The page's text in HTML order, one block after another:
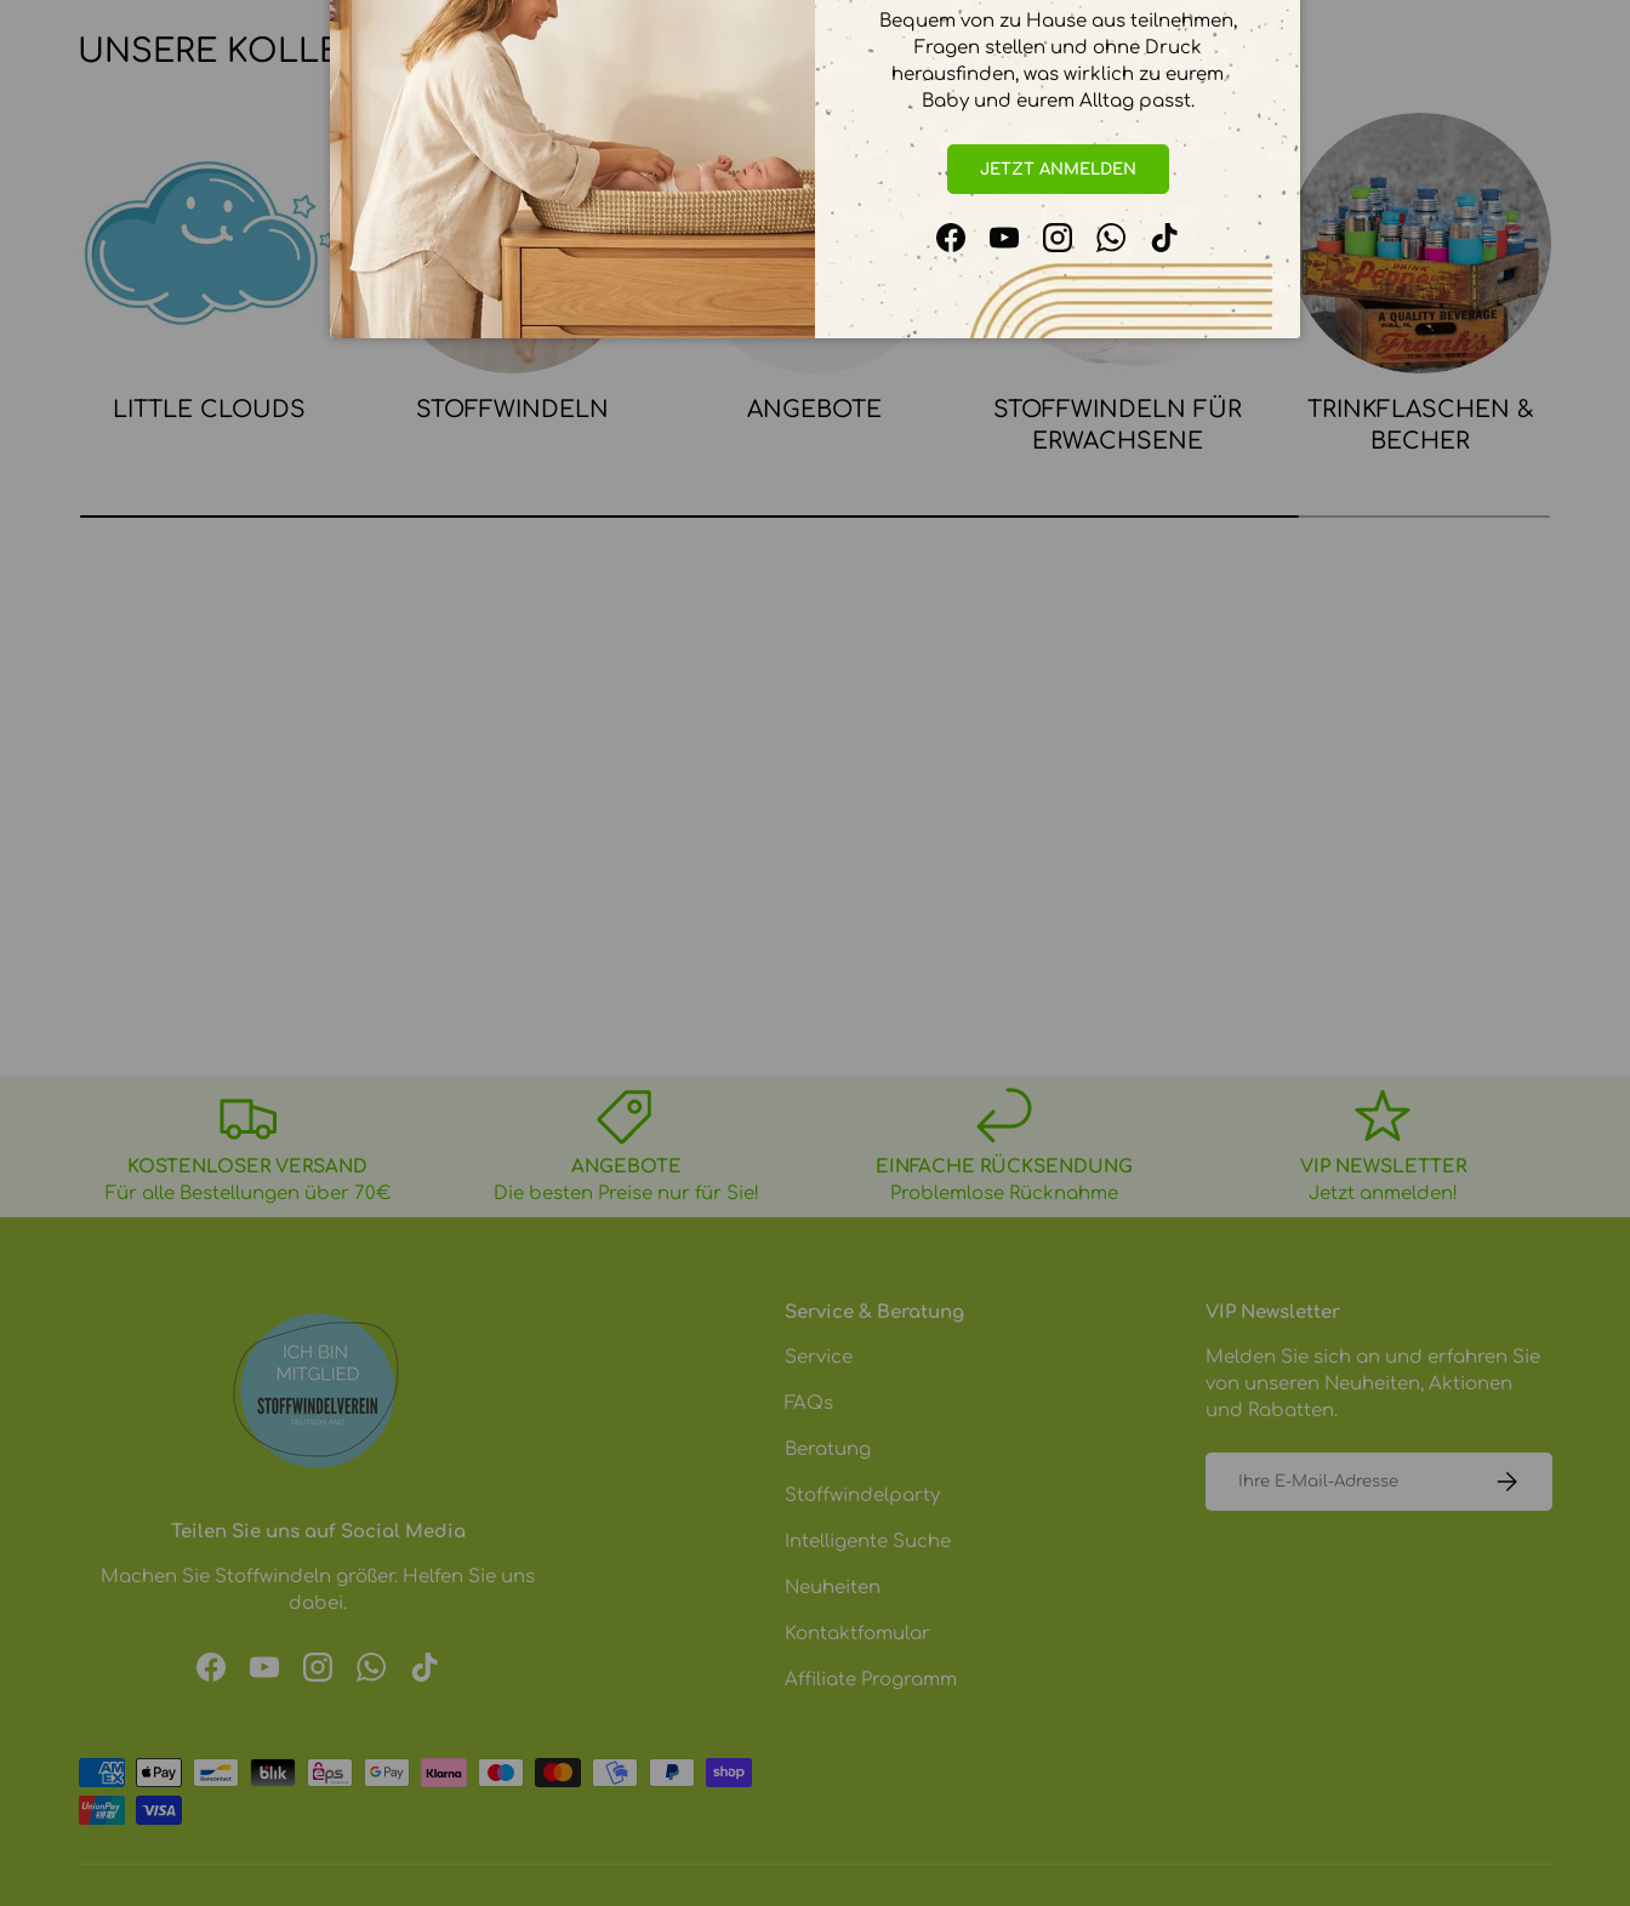
UNSERE KOLLEKTIONEN
LITTLE CLOUDS STOFFWINDELN ANGEBOTE
STOFFWINDELN FÜR
ERWACHSENE
TRINKFLASCHEN &
BECHER
Bequem von zu Hause aus teilnehmen,
Fragen stellen und ohne Druck
herausfinden, was wirklich zu eurem
Baby und eurem Alltag passt.
JETZT ANMELDEN
FacebookYouTubeInstagramWhatsApp
TikTok
KOSTENLOSER VERSAND
Für alle Bestellungen über 70€
ANGEBOTE
Die besten Preise nur für Sie!
EINFACHE RÜCKSENDUNG
Problemlose Rücknahme
VIP NEWSLETTER
Jetzt anmelden!
Teilen Sie uns auf Social Media
Machen Sie Stoffwindeln größer. Helfen Sie uns
dabei.
FacebookYouTubeInstagramWhatsApp
TikTok
Service & Beratung
Service
FAQs
Beratung
Stoffwindelparty
Intelligente Suche
Neuheiten
Kontaktfomular
Affiliate Programm
VIP Newsletter
Melden Sie sich an und erfahren Sie
von unseren Neuheiten, Aktionen
und Rabatten.
ABONNIEREN
Zahlungsmethoden